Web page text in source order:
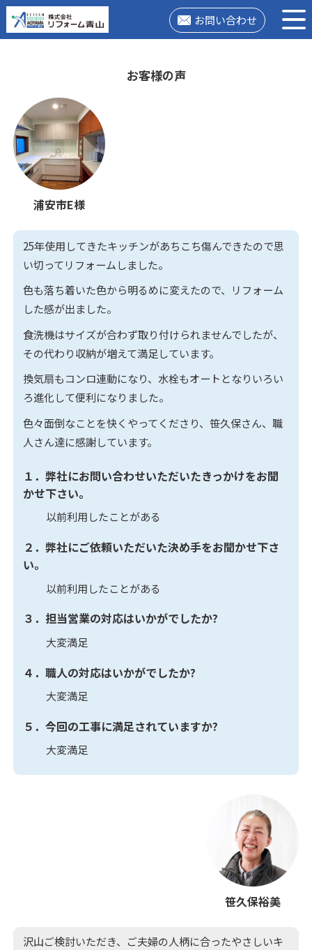
お問い合わせ
お客様の声
浦安市E様
25年使用してきたキッチンがあちこち傷んできたので思
い切ってリフォームしました。
色も落ち着いた色から明るめに変えたので、リフォーム
した感が出ました。
食洗機はサイズが合わず取り付けられませんでしたが、
その代わり収納が増えて満足しています。
換気扇もコンロ連動になり、水栓もオートとなりいろい
ろ進化して便利になりました。
色々面倒なことを快くやってくださり、笹久保さん、職
人さん達に感謝しています。
１．弊社にお問い合わせいただいたきっかけをお聞
かせ下さい。
以前利用したことがある
２．弊社にご依頼いただいた決め手をお聞かせ下さ
い。
以前利用したことがある
３．担当営業の対応はいかがでしたか?
大変満足
４．職人の対応はいかがでしたか?
大変満足
５．今回の工事に満足されていますか?
大変満足
笹久保裕美
沢山ご検討いただき、ご夫婦の人柄に合ったやさしいキ